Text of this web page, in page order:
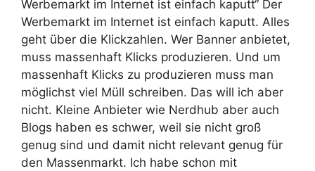
Werbemarkt im Internet ist einfach kaputt“ Der
Werbemarkt im Internet ist einfach kaputt. Alles
geht über die Klickzahlen. Wer Banner anbietet,
muss massenhaft Klicks produzieren. Und um
massenhaft Klicks zu produzieren muss man
möglichst viel Müll schreiben. Das will ich aber
nicht. Kleine Anbieter wie Nerdhub aber auch
Blogs haben es schwer, weil sie nicht groß
genug sind und damit nicht relevant genug für
den Massenmarkt. Ich habe schon mit